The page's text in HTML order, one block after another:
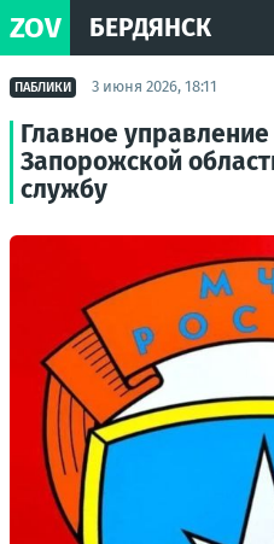
ZOV БЕРДЯНСК
ПАБЛИКИ 3 июня 2026, 18:11
Главное
Запорожской
службу